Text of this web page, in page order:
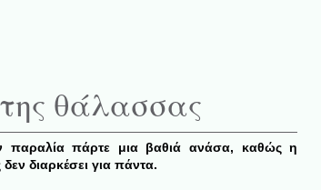
θάλασσας
πάρτε μια βαθιά ανάσα, καθώς η
διαρκέσει για πάντα.